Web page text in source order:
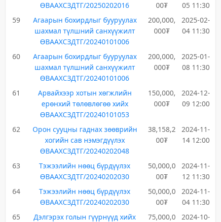
ӨВААХСЗДТГ/20250202016
00₮
05 11:30
59
Агаарын бохирдлыг бууруулах
шахмал түлшний санхүүжилт
ӨВААХСЗДТГ/20240101006
200,000,
000₮
2025-02-
04 11:30
60
Агаарын бохирдлыг бууруулах
шахмал түлшний санхүүжилт
ӨВААХСЗДТГ/20240101006
200,000,
000₮
2025-01-
08 11:30
61
Арвайхээр хотын хөгжлийн
ерөнхий төлөвлөгөө хийх
ӨВААХСЗДТГ/20240101053
150,000,
000₮
2024-12-
09 12:00
62
Орон сууцны гаднах зөөврийн
хогийн сав нэмэгдүүлэх
ӨВААХСЗДТГ/20240202048
38,158,2
00₮
2024-11-
14 12:00
63
Тэжээлийн нөөц бүрдүүлэх
ӨВААХСЗДТГ/20240202030
50,000,0
00₮
2024-11-
12 11:30
64
Тэжээлийн нөөц бүрдүүлэх
ӨВААХСЗДТГ/20240202030
50,000,0
00₮
2024-11-
04 11:30
65
Дэлгэрэх голын гүүрнүүд хийх
75,000,0
2024-10-